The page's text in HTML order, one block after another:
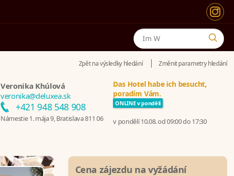
Zpět na výsledky hledání Změnit parametry hledání
Veronika Khúlová
veronika@deluxea.sk
+421 948 548 908
Námestie 1. mája 9, Bratislava 811 06
Das Hotel habe ich besucht,
poradím Vám.
ONLINE v pondělí
v pondělí 10.08. od 09:00 do 17:30
Cena zájezdu na vyžádání